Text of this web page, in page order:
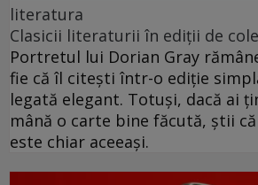
literatura
Clasicii literaturii în ediții de
Portretul lui Dorian Gray
fie că îl citești într-o ediție
legată elegant. Totuși, dacă ai
mână o carte bine făcută, știi
este chiar aceeași.